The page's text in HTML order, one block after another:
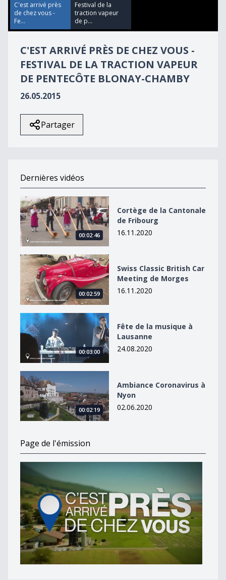
C'est arrivé près
de chez vous -
Fe...
Festival de la
traction vapeur
de p...
C'EST ARRIVÉ PRÈS DE CHEZ VOUS -
FESTIVAL DE LA TRACTION VAPEUR
DE PENTECÔTE BLONAY-CHAMBY
26.05.2015
Partager
Dernières vidéos
Cortège de la Cantonale de Fribourg
00:02:46
Cortège de la Cantonale
de Fribourg
16.11.2020
Swiss Classic British Car Meeting de Morges
00:02:59
Swiss Classic British Car
Meeting de Morges
16.11.2020
Fête de la musique à Lausanne
00:03:00
Fête de la musique à
Lausanne
24.08.2020
Ambiance Coronavirus à Nyon
00:02:19
Ambiance Coronavirus à
Nyon
02.06.2020
Page de l'émission